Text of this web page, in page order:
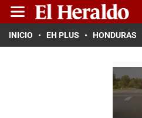
INICIO EH PLUS HONDURAS